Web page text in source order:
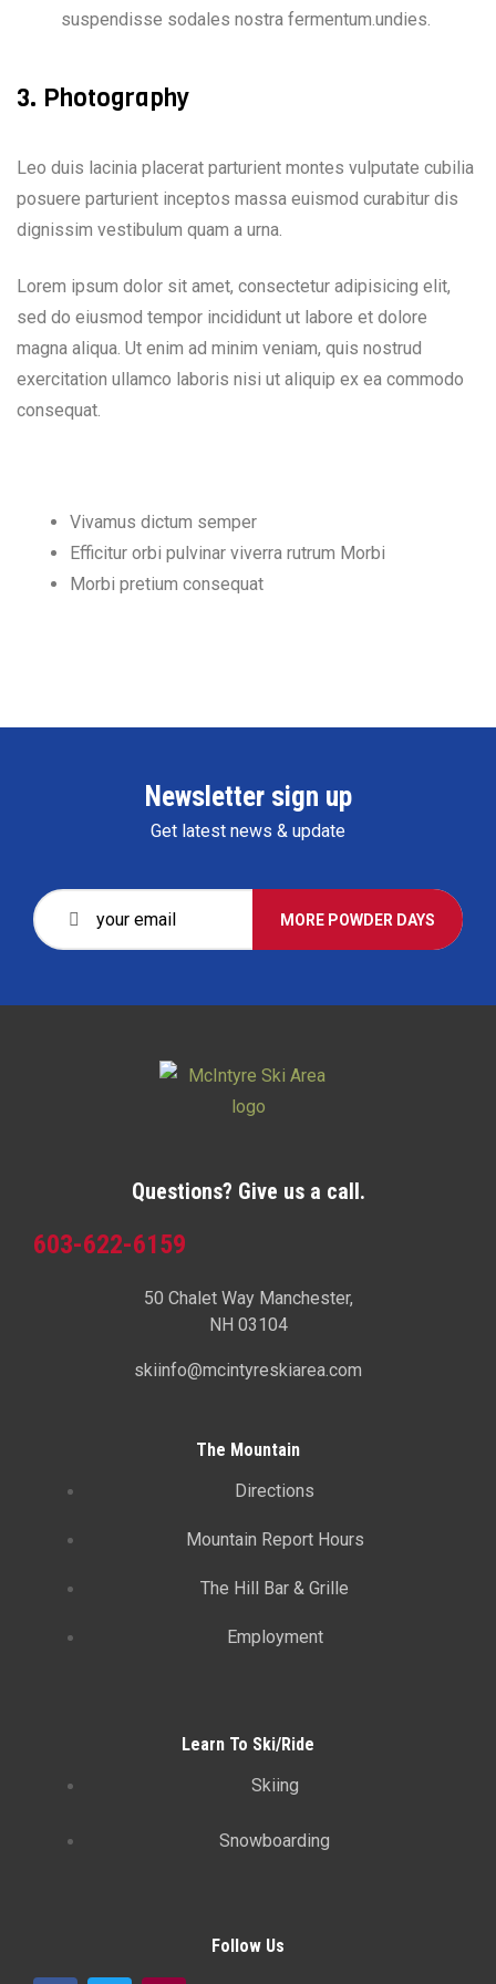
suspendisse sodales nostra fermentum.undies.
3. Photography
Leo duis lacinia placerat parturient montes vulputate cubilia
posuere parturient inceptos massa euismod curabitur dis
dignissim vestibulum quam a urna.
Lorem ipsum dolor sit amet, consectetur adipisicing elit,
sed do eiusmod tempor incididunt ut labore et dolore
magna aliqua. Ut enim ad minim veniam, quis nostrud
exercitation ullamco laboris nisi ut aliquip ex ea commodo
consequat.
Vivamus dictum semper
Efficitur orbi pulvinar viverra rutrum Morbi
Morbi pretium consequat
Newsletter sign up
Get latest news & update
MORE POWDER DAYS
Questions? Give us a call.
603-622-6159
50 Chalet Way Manchester,
NH 03104
skiinfo@mcintyreskiarea.com
The Mountain
Directions
Mountain Report Hours
The Hill Bar & Grille
Employment
Learn To Ski/Ride
Skiing
Snowboarding
Follow Us